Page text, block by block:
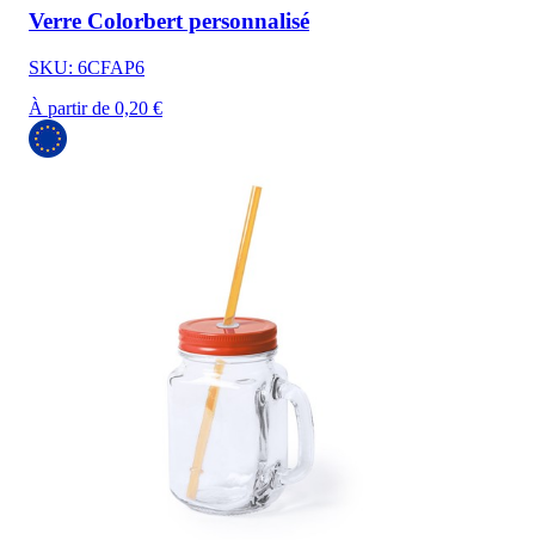
Verre Colorbert personnalisé
SKU: 6CFAP6
À partir de 0,20 €